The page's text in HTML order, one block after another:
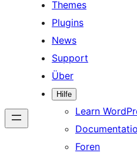
Themes
Plugins
News
Support
Über
Hilfe
Learn
Foren